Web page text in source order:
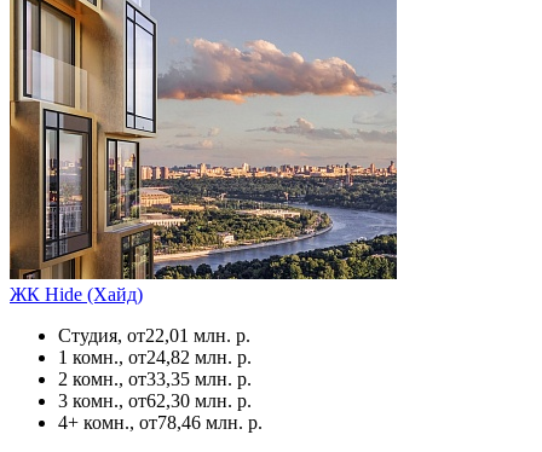
ЖК Hide (Хайд)
Студия, от22,01 млн. р.
1 комн., от24,82 млн. р.
2 комн., от33,35 млн. р.
3 комн., от62,30 млн. р.
4+ комн., от78,46 млн. р.